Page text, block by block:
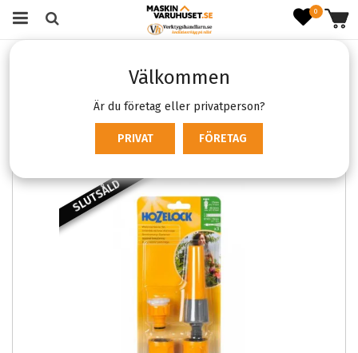
0
Välkommen
Är du företag eller privatperson?
PRIVAT FÖRETAG
Trädgårds- & anläggningsredskap
Bevattning
SLUTSÅLD